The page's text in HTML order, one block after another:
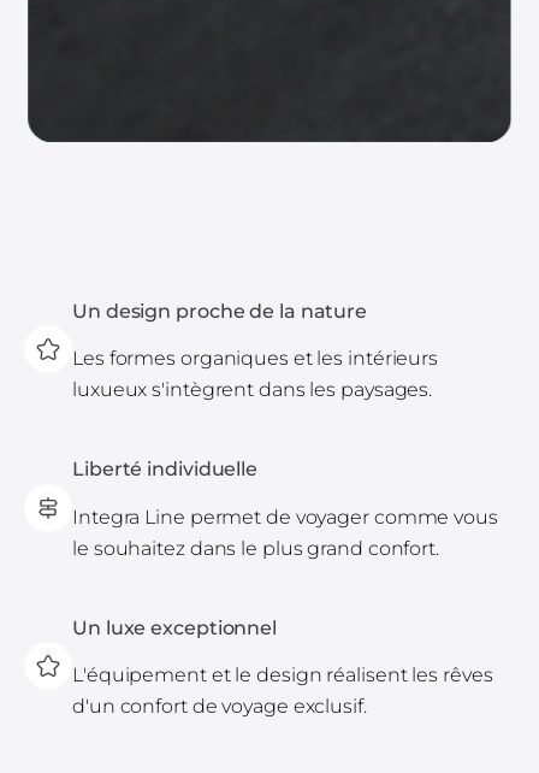
Un design proche de la nature
Les formes organiques et les intérieurs
luxueux s'intègrent dans les paysages.
Liberté individuelle
Integra Line permet de voyager comme vous
le souhaitez dans le plus grand confort.
Un luxe exceptionnel
L'équipement et le design réalisent les rêves
d'un confort de voyage exclusif.